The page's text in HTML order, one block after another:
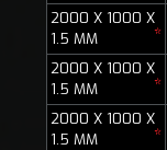
2000 X 1000 X
1.5 MM
*
2000 X 1000 X
1.5 MM
*
2000 X 1000 X
1.5 MM
*